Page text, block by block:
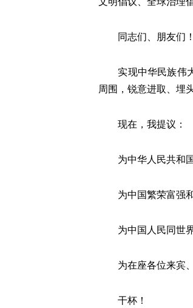
同志们、朋友们！
实现中华民族伟大
周围，锐意进取、埋
现在，我提议：
为中华人民共和国
为中国繁荣富强和
为中国人民同世界
为在座各位来宾、
干杯！